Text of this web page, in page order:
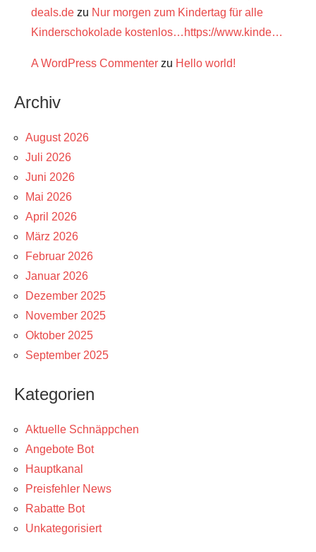
deals.de zu Nur morgen zum Kindertag für alle
Kinderschokolade kostenlos…https://www.kinde…
A WordPress Commenter zu Hello world!
Archiv
August 2026
Juli 2026
Juni 2026
Mai 2026
April 2026
März 2026
Februar 2026
Januar 2026
Dezember 2025
November 2025
Oktober 2025
September 2025
Kategorien
Aktuelle Schnäppchen
Angebote Bot
Hauptkanal
Preisfehler News
Rabatte Bot
Unkategorisiert